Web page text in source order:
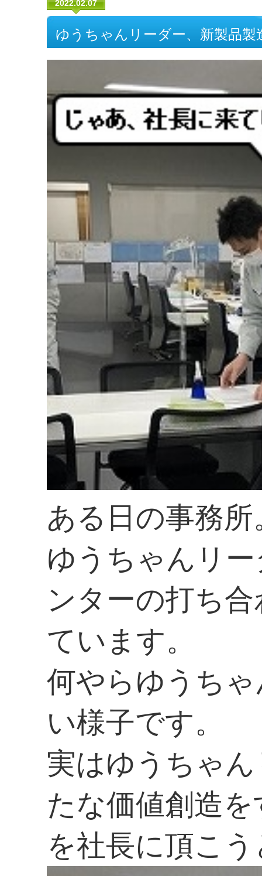
2022.02.07
ゆうちゃんリーダー、新製品
ある日の事務所
ゆうちゃんリ
ンターの打ち
ています。
何やらゆうち
い様子です。
実はゆうちゃ
たな価値創造
を社長に頂こ